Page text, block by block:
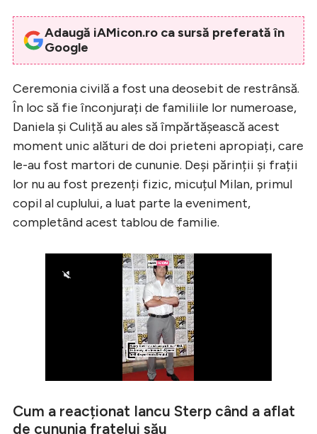
Adaugă iAMicon.ro ca sursă preferată în
Google
Ceremonia civilă a fost una deosebit de restrânsă.
În loc să fie înconjurați de familiile lor numeroase,
Daniela și Culiță au ales să împărtășească acest
moment unic alături de doi prieteni apropiați, care
le-au fost martori de cununie. Deși părinții și frații
lor nu au fost prezenți fizic, micuțul Milan, primul
copil al cuplului, a luat parte la eveniment,
completând acest tablou de familie.
Cum a reacționat Iancu Sterp când a aflat
de cununia fratelui său